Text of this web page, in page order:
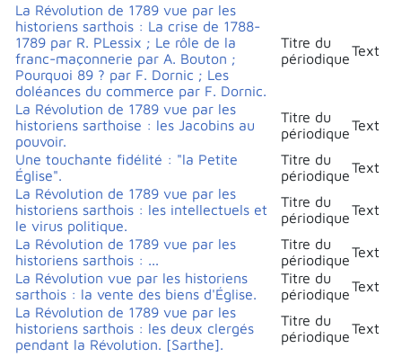
La Révolution de 1789 vue par les
historiens sarthois : La crise de 1788-
1789 par R. PLessix ; Le rôle de la
franc-maçonnerie par A. Bouton ;
Pourquoi 89 ? par F. Dornic ; Les
doléances du commerce par F. Dornic.
Titre du
périodiqueText
La Révolution de 1789 vue par les
historiens sarthoise : les Jacobins au
pouvoir.
Titre du
périodiqueText
Une touchante fidélité : "la Petite
Église".
Titre du
périodiqueText
La Révolution de 1789 vue par les
historiens sarthois : les intellectuels et
le virus politique.
Titre du
périodiqueText
La Révolution de 1789 vue par les
historiens sarthois : ...
Titre du
périodiqueText
La Révolution vue par les historiens
sarthois : la vente des biens d'Église.
Titre du
périodiqueText
La Révolution de 1789 vue par les
historiens sarthois : les deux clergés
pendant la Révolution. [Sarthe].
Titre du
périodiqueText